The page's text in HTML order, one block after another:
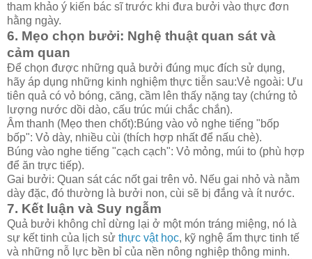
tham khảo ý kiến bác sĩ trước khi đưa bưởi vào thực đơn
hằng ngày.
6. Mẹo chọn bưởi: Nghệ thuật quan sát và
cảm quan
Để chọn được những quả bưởi đúng mục đích sử dụng,
hãy áp dụng những kinh nghiệm thực tiễn sau:Vẻ ngoài: Ưu
tiên quả có vỏ bóng, căng, cầm lên thấy nặng tay (chứng tỏ
lượng nước dồi dào, cấu trúc múi chắc chắn).
Âm thanh (Mẹo then chốt):Búng vào vỏ nghe tiếng "bốp
bốp": Vỏ dày, nhiều cùi (thích hợp nhất để nấu chè).
Búng vào nghe tiếng "cạch cạch": Vỏ mỏng, múi to (phù hợp
để ăn trực tiếp).
Gai bưởi: Quan sát các nốt gai trên vỏ. Nếu gai nhỏ và nằm
dày đặc, đó thường là bưởi non, cùi sẽ bị đắng và ít nước.
7. Kết luận và Suy ngẫm
Quả bưởi không chỉ dừng lại ở một món tráng miệng, nó là
sự kết tinh của lịch sử thực vật học, kỹ nghệ ẩm thực tinh tế
và những nỗ lực bền bỉ của nền nông nghiệp thông minh.